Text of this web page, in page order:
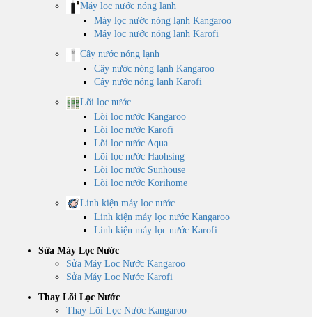
Máy lọc nước nóng lạnh
Máy lọc nước nóng lạnh Kangaroo
Máy lọc nước nóng lạnh Karofi
Cây nước nóng lạnh
Cây nước nóng lạnh Kangaroo
Cây nước nóng lạnh Karofi
Lõi lọc nước
Lõi lọc nước Kangaroo
Lõi lọc nước Karofi
Lõi lọc nước Aqua
Lõi lọc nước Haohsing
Lõi lọc nước Sunhouse
Lõi lọc nước Korihome
Linh kiện máy lọc nước
Linh kiện máy lọc nước Kangaroo
Linh kiện máy lọc nước Karofi
Sửa Máy Lọc Nước
Sửa Máy Lọc Nước Kangaroo
Sửa Máy Lọc Nước Karofi
Thay Lõi Lọc Nước
Thay Lõi Lọc Nước Kangaroo